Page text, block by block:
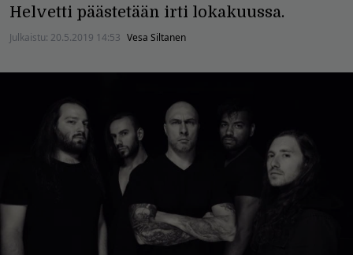
Helvetti päästetään irti lokakuussa.
Julkaistu: 20.5.2019 14:53 Vesa Siltanen